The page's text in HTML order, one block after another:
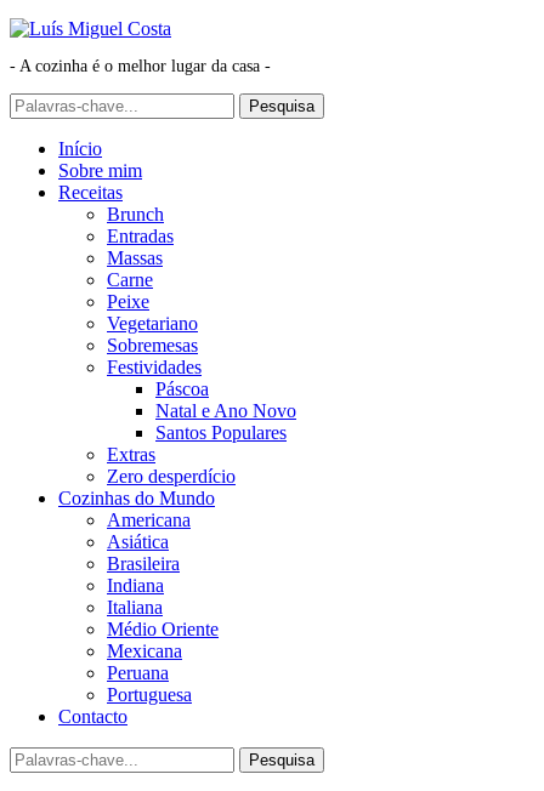
- A cozinha é o melhor lugar da casa -
Início
Sobre mim
Receitas
Brunch
Entradas
Massas
Carne
Peixe
Vegetariano
Sobremesas
Festividades
Páscoa
Natal e Ano Novo
Santos Populares
Extras
Zero desperdício
Cozinhas do Mundo
Americana
Asiática
Brasileira
Indiana
Italiana
Médio Oriente
Mexicana
Peruana
Portuguesa
Contacto